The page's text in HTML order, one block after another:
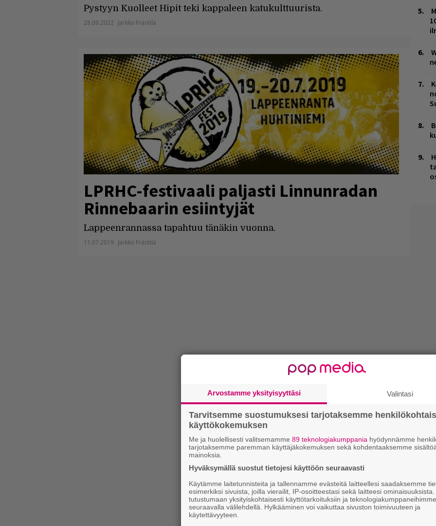
Pystyyn Kuolleet Hipit teki kappaleen katukulttuurista.
28.09.2022 Jarkko Fräntilä
LPRHC-festivaali paljasti Linnunradan
Rinnebaarin esiintyjät
Lappeenrannassa tapahtuu tänäkin vuonna.
11.07.2019 Jarkko Fräntilä
Arvostamme yksityisyyttäsi Valintasi
Tarvitsemme suostumuksesi tarjotaksemme
käyttökokemuksen
Me ja huolellisesti valitsemamme 89 teknologiakumppania hyödynnämme
tarjotaksemme paremman käyttäjäkokemuksen sekä kohdentaaksemme
mainoksia.
Hyväksymällä suostut tietojesi käyttöön seuraavasti
Käytämme laitetunnisteita ja tallennamme evästeitä laitteellesi saadaksemme
esimerkiksi sivuista, joilla vierailit, IP-osoitteestasi sekä laitteesi
tutustumaan yksityiskohtaisesti käyttötarkoituksiin ja teknologiakumppaneihimme
seuraavalla välilehdellä. Hylkääminen voi vaikuttaa sivuston toimivuuteen ja
käytettävyyteen.